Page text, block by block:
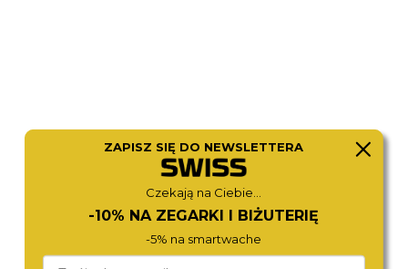
ICE-WATCH ICE-WATCH
ZAPISZ SIĘ DO NEWSLETTERA
Czekają na Ciebie...
-10% NA ZEGARKI I BIŻUTERIĘ
-5% na smartwache